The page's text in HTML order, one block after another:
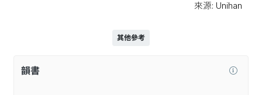
來源: Unihan
其他參考
韻書